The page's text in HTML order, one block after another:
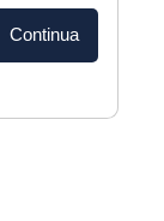
Continua